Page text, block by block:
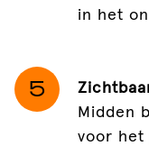
in het
Midden
voor het